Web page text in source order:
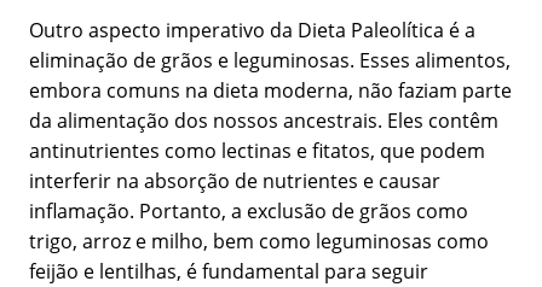
Outro aspecto imperativo da Dieta Paleolítica é a
eliminação de grãos e leguminosas. Esses alimentos,
embora comuns na dieta moderna, não faziam parte
da alimentação dos nossos ancestrais. Eles contêm
antinutrientes como lectinas e fitatos, que podem
interferir na absorção de nutrientes e causar
inflamação. Portanto, a exclusão de grãos como
trigo, arroz e milho, bem como leguminosas como
feijão e lentilhas, é fundamental para seguir